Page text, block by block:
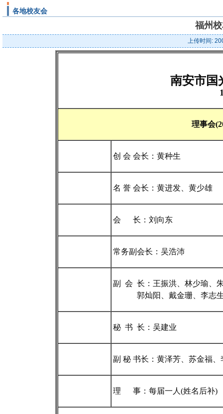
各地校友会
福州
上传时间:
南安市国
理事会
创 会 会长：黄种生
名 誉 会长：黄进发、黄少雄
会 长：刘向东
常务副会长：吴浩沛
副 会 长：王振洪、林少瑜、
郭灿阳、戴金珊、李志生
秘 书 长：吴建业
副 秘 书长：黄泽芳、苏金福、
理 事：每届一人(姓名后补)